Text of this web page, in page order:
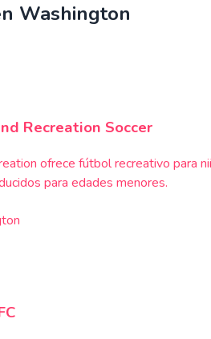
Washington
Recreation Soccer
ofrece fútbol recreativo para
para edades menores.